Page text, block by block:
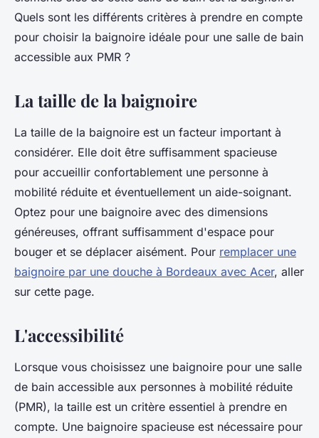
Quels sont les différents critères à prendre en compte
pour choisir la baignoire idéale pour une salle de bain
accessible aux PMR ?
La taille de la baignoire
La taille de la baignoire est un facteur important à
considérer. Elle doit être suffisamment spacieuse
pour accueillir confortablement une personne à
mobilité réduite et éventuellement un aide-soignant.
Optez pour une baignoire avec des dimensions
généreuses, offrant suffisamment d'espace pour
bouger et se déplacer aisément. Pour remplacer une
baignoire par une douche à Bordeaux avec Acer, aller
sur cette page.
L'accessibilité
Lorsque vous choisissez une baignoire pour une salle
de bain accessible aux personnes à mobilité réduite
(PMR), la taille est un critère essentiel à prendre en
compte. Une baignoire spacieuse est nécessaire pour